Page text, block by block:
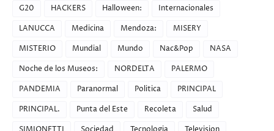
G20
HACKERS Halloween:
Internacionales
LANUCCA
Medicina Mendoza:
MISERY
MISTERIO
Mundial Mundo Nac&Pop
NASA
Noche de los Museos:
NORDELTA
PALERMO
PANDEMIA
Paranormal Politica
PRINCIPAL
PRINCIPAL.
Punta del Este Recoleta
Salud